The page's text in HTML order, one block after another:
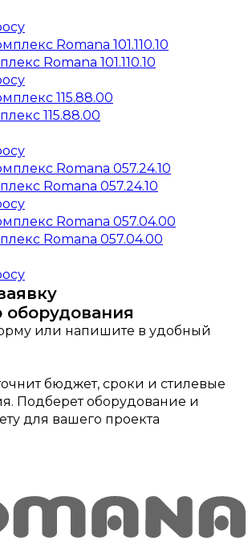
Romana 101.110.10
115.88.00
Romana 057.24.10
Romana 057.04.00
оборудования
или напишите в удобный
бюджет, сроки и стилевые
Подберет оборудование и
для вашего проекта